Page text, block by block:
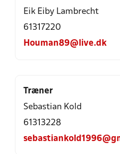
Eik Eiby Lambrecht
61317220
Houman89@live.dk
Træner
Sebastian Kold
61313228